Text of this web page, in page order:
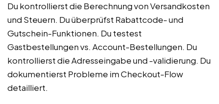
Du kontrollierst die Berechnung von Versandkosten
und Steuern. Du überprüfst Rabattcode- und
Gutschein-Funktionen. Du testest
Gastbestellungen vs. Account-Bestellungen. Du
kontrollierst die Adresseingabe und -validierung. Du
dokumentierst Probleme im Checkout-Flow
detailliert.